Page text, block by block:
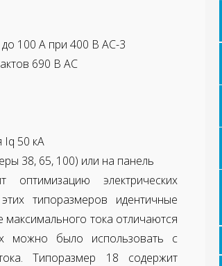
100 A при 400 В AC-3
690 В AC
Iq 50 кА
38, 65, 100) или на панель
электрических
типоразмеров идентичные
максимального тока отличаются
можно было использовать с
Типоразмер 18 содержит